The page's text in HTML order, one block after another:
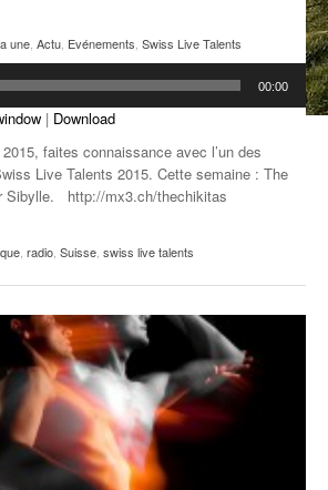
une Actu Evénements Swiss Live Talents
00:00
| Download
faites connaissance avec l’un des
Live Talents 2015. Cette semaine : The
Sibylle. http://mx3.ch/thechikitas
radio Suisse swiss live talents